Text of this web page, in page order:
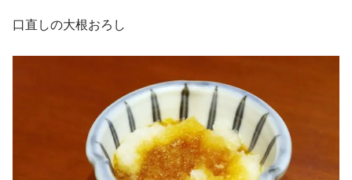
口直しの大根おろし